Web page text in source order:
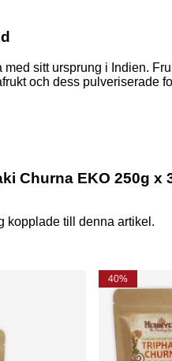
sitt ursprung i Indien.
och dess pulveriserade
Churna EKO 250g x
kopplade till denna artikel.
40%